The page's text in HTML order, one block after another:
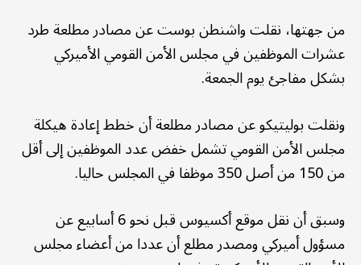
من جهتها، نقلت واشنطن بوست عن مصادر مطلعة طرد
عشرات الموظفين في مجلس الأمن القومي الأميركي
بشكل مفاجئ يوم الجمعة.
ونقلت بوليتيكو عن مصادر مطلعة أن خطط إعادة هيكلة
مجلس الأمن القومي تشمل خفض عدد الموظفين إلى أقل
من 150 من أصل 350 موظفا في المجلس حاليا.
وسبق أن نقل موقع أكسيوس قبل نحو 6 أسابيع عن
مسؤول أميركي ومصدر مطلع أن عددا من أعضاء مجلس